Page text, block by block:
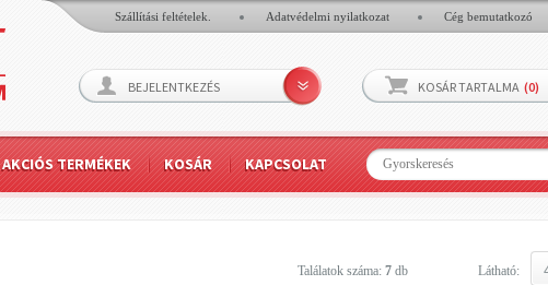
Szállítási feltételek. Adatvédelmi nyilatkozat Cég bemutatkozó
BEJELENTKEZÉS KOSÁR TARTALMA (0)
AKCIÓS TERMÉKEK KOSÁR KAPCSOLAT
Találatok száma: 7db Látható: